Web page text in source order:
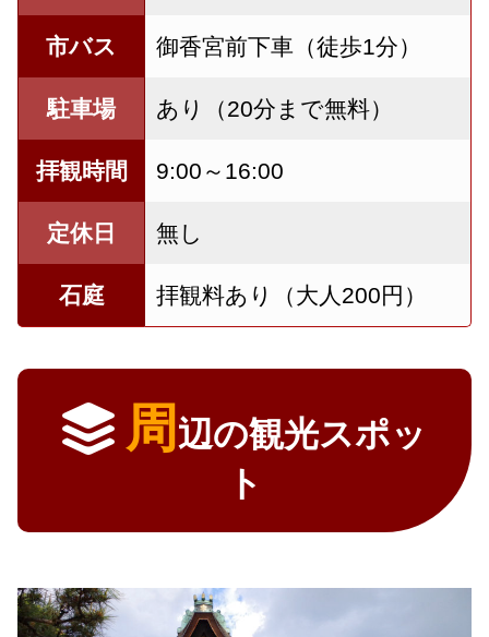
市バス 御香宮前下車（徒歩1分）
駐車場 あり（20分まで無料）
拝観時間 9:00～16:00
定休日 無し
石庭 拝観料あり（大人200円）
周 辺の観光スポッ
ト